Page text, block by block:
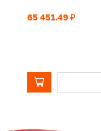
65 451.49 ₽